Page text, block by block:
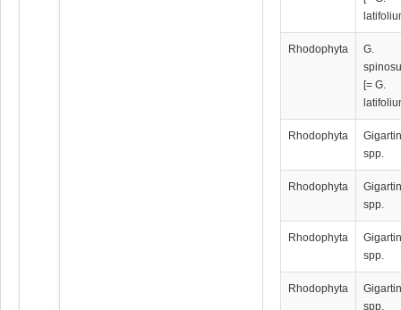
Rhodophyta
G.
[= G.
Rhodophyta
spp.
Rhodophyta
spp.
Rhodophyta
spp.
Rhodophyta
spp.